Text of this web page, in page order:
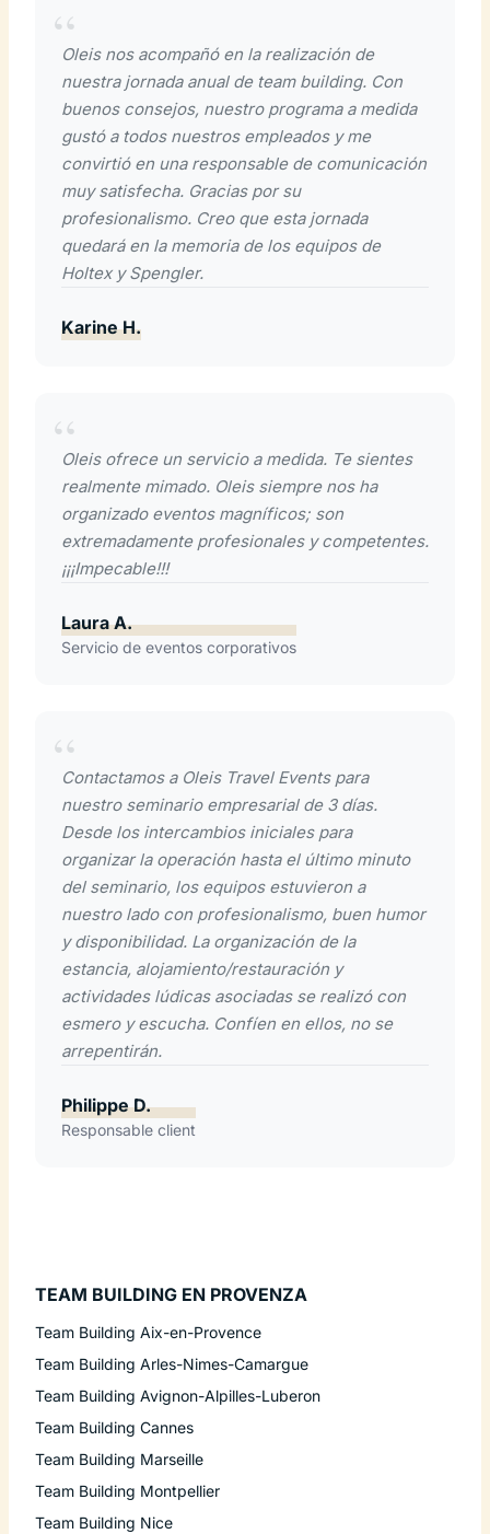
Oleis nos acompañó en la realización de
nuestra jornada anual de team building. Con
buenos consejos, nuestro programa a medida
gustó a todos nuestros empleados y me
convirtió en una responsable de comunicación
muy satisfecha. Gracias por su
profesionalismo. Creo que esta jornada
quedará en la memoria de los equipos de
Holtex y Spengler.
Karine H.
Oleis ofrece un servicio a medida. Te sientes
realmente mimado. Oleis siempre nos ha
organizado eventos magníficos; son
extremadamente profesionales y competentes.
¡¡¡Impecable!!!
Laura A.
Servicio de eventos corporativos
Contactamos a Oleis Travel Events para
nuestro seminario empresarial de 3 días.
Desde los intercambios iniciales para
organizar la operación hasta el último minuto
del seminario, los equipos estuvieron a
nuestro lado con profesionalismo, buen humor
y disponibilidad. La organización de la
estancia, alojamiento/restauración y
actividades lúdicas asociadas se realizó con
esmero y escucha. Confíen en ellos, no se
arrepentirán.
Philippe D.
Responsable client
TEAM BUILDING EN PROVENZA
Team Building Aix-en-Provence
Team Building Arles-Nimes-Camargue
Team Building Avignon-Alpilles-Luberon
Team Building Cannes
Team Building Marseille
Team Building Montpellier
Team Building Nice